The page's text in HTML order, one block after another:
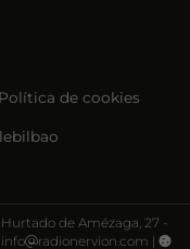
Política de cookies
Hurtado de Amézaga, 27 -
info radionervion.com |